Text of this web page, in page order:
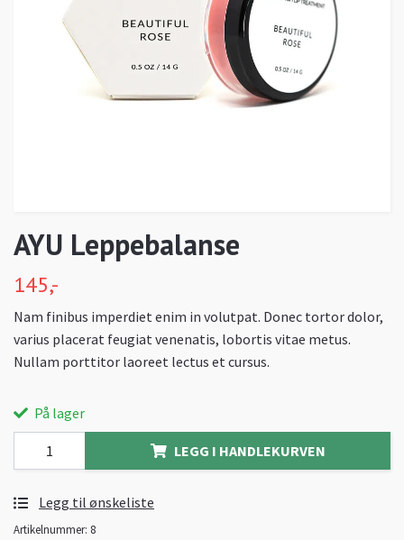
AYU Leppebalanse
145,-
Nam finibus imperdiet enim in volutpat. Donec tortor dolor,
varius placerat feugiat venenatis, lobortis vitae metus.
Nullam porttitor laoreet lectus et cursus.
På lager
LEGG I HANDLEKURVEN
Legg til ønskeliste
Artikelnummer: 8